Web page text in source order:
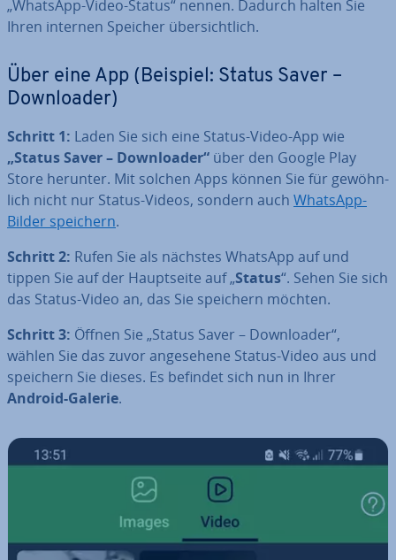
„WhatsApp-Video-Status“ nennen. Dadurch halten Sie
Ihren internen Speicher über­sicht­lich.
Über eine App (Beispiel: Status Saver –
Down­loa­der)
Schritt 1: Laden Sie sich eine Status-Video-App wie
„Status Saver – Down­loa­der“ über den Google Play
Store herunter. Mit solchen Apps können Sie für ge­wöhn­
lich nicht nur Status-Videos, sondern auch WhatsApp-
Bilder speichern.
Schritt 2: Rufen Sie als nächstes WhatsApp auf und
tippen Sie auf der Haupt­sei­te auf „Status“. Sehen Sie sich
das Status-Video an, das Sie speichern möchten.
Schritt 3: Öffnen Sie „Status Saver – Down­loa­der“,
wählen Sie das zuvor an­ge­se­he­ne Status-Video aus und
speichern Sie dieses. Es befindet sich nun in Ihrer
Android-Galerie.